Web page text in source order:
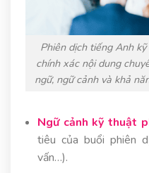
Phiên dịch tiếng Anh
chính xác nội dung
ngữ, ngữ cảnh và khả
Ngữ cảnh kỹ thuật
tiêu của buổi phiên
vấn…).